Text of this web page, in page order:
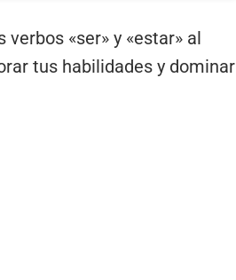
«ser» y «estar» al
tus habilidades y dominar